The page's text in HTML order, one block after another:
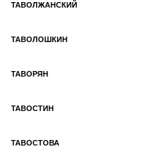
ТАВОЛЖАНСКИЙ
ТАВОЛОШКИН
ТАВОРЯН
ТАВОСТИН
ТАВОСТОВА